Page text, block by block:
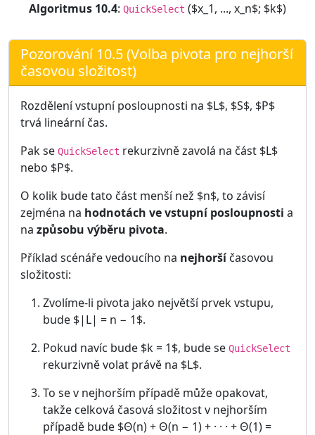
Algoritmus 10.4: QuickSelect ($x_1, ..., x_n$; $k$)
Pozorování 10.5 (Volba pivota pro nejhorší
časovou složitost)
Rozdělení vstupní posloupnosti na $L$, $S$, $P$
trvá lineární čas.
Pak se QuickSelect rekurzivně zavolá na část $L$
nebo $P$.
O kolik bude tato část menší než $n$, to závisí
zejména na hodnotách ve vstupní posloupnosti a
na způsobu výběru pivota.
Příklad scénáře vedoucího na nejhoršíčasovou
složitosti:
Zvolíme-li pivota jako největší prvek vstupu,
bude $|L| = n − 1$.
Pokud navíc bude $k = 1$, bude se QuickSelect
rekurzivně volat právě na $L$.
To se v nejhorším případě může opakovat,
takže celková časová složitost v nejhorším
případě bude $Θ(n) + Θ(n − 1) + · · · + Θ(1) =